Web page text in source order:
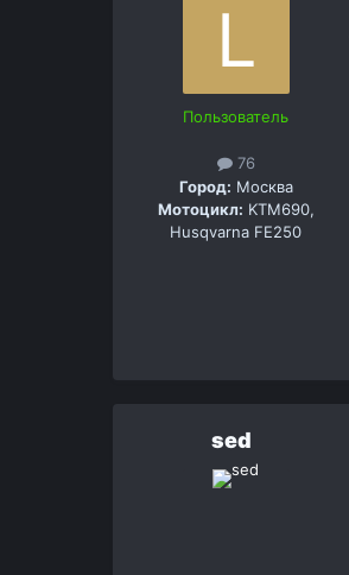
Пользователь
76
Город: Москва
Мотоцикл: KTM690,
Husqvarna FE250
sed